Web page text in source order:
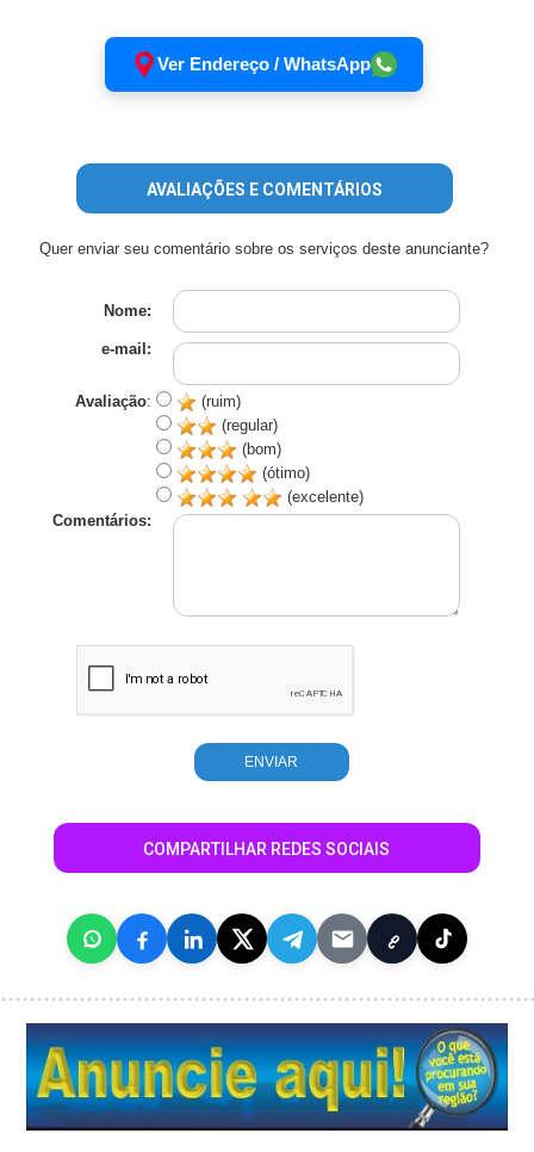
Ver Endereço / WhatsApp
AVALIAÇÕES E COMENTÁRIOS
Quer enviar seu comentário sobre os serviços deste anunciante?
Nome:
e-mail:
Avaliação:
(ruim)
(regular)
(bom)
(ótimo)
(excelente)
Comentários:
COMPARTILHAR REDES SOCIAIS